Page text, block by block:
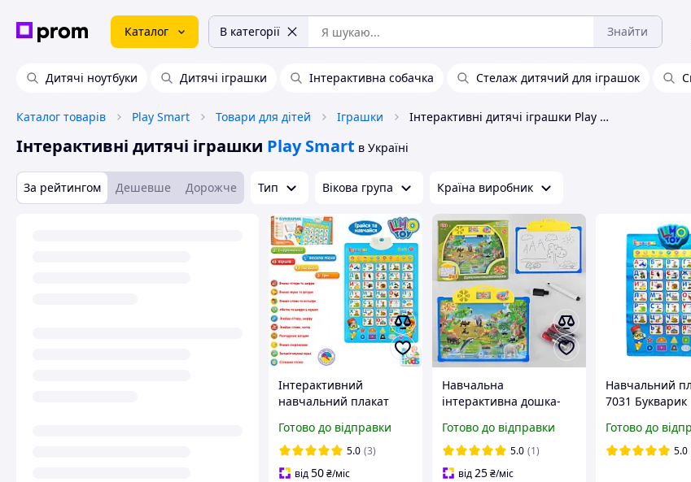
Каталог В категорії Знайти
Дитячі ноутбуки Дитячі іграшки Інтерактивна собачка Стелаж дитячий для іграшок
Каталог товарів Play Smart Товари для дітей Іграшки Інтерактивні дитячі іграшки Play Smart
Інтерактивні дитячі іграшки Play Smart в Україні
За рейтингом Дешевше Дорожче Тип Вікова група Країна виробник
Інтерактивний
навчальний плакат
український алфавіт на
батарейках, 7031UA.
Готово до відправки
5.0 (3)
від50₴/міс
Навчальна
інтерактивна дошка-
Smart 7172, дошка для
малювання, Російська
озвуча
Готово до відправки
5.0 (1)
від25₴/міс
Навчальний
7031 Букварик
цифри кольори
загадки
Готово до
5.0